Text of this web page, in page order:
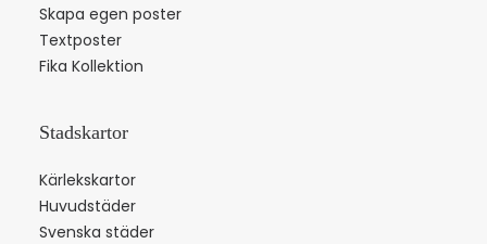
Skapa egen poster
Textposter
Fika Kollektion
Stadskartor
Kärlekskartor
Huvudstäder
Svenska städer